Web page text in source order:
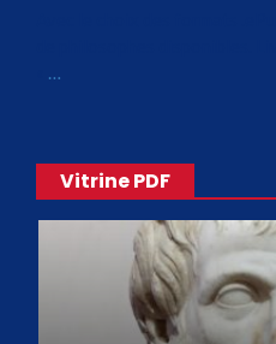
…
Vitrine PDF